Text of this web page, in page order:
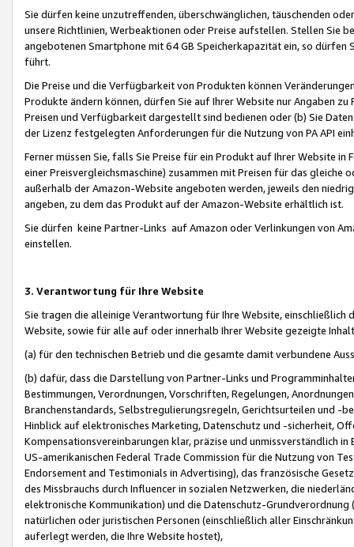
Sie dürfen keine unzutreffenden, überschwänglichen, täuschenden
unsere Richtlinien, Werbeaktionen oder Preise aufstellen. Stellen Sie
angebotenen Smartphone mit 64 GB Speicherkapazität ein, so dürfen
führt.
Die Preise und die Verfügbarkeit von Produkten können
Produkte ändern können, dürfen Sie auf Ihrer Website nur Angaben
Preisen und Verfügbarkeit dargestellt sind bedienen oder (b) Sie
der Lizenz festgelegten Anforderungen für die Nutzung von PA API
Ferner müssen Sie, falls Sie Preise für ein Produkt auf Ihrer Website
einer Preisvergleichsmaschine) zusammen mit Preisen für das
außerhalb der Amazon-Website angeboten werden, jeweils den
angeben, zu dem das Produkt auf der Amazon-Website erhältlich ist.
Sie dürfen keine Partner-Links auf Amazon oder Verlinkungen von
einstellen.
3. Verantwortung für Ihre Website
Sie tragen die alleinige Verantwortung für Ihre Website,
Website, sowie für alle auf oder innerhalb Ihrer Website gezeigte
(a) für den technischen Betrieb und die gesamte damit verbundene
(b) dafür, dass die Darstellung von Partner-Links und
Bestimmungen, Verordnungen, Vorschriften, Regelungen,
Branchenstandards, Selbstregulierungsregeln, Gerichtsurteilen und -
Hinblick auf elektronisches Marketing, Datenschutz und -sicherheit,
Kompensationsvereinbarungen klar, präzise und unmissverständlich
US-amerikanischen Federal Trade Commission für die Nutzung von
Endorsement and Testimonials in Advertising), das französische
des Missbrauchs durch Influencer in sozialen Netzwerken, die
elektronische Kommunikation) und die Datenschutz-
natürlichen oder juristischen Personen (einschließlich aller
auferlegt werden, die Ihre Website hostet),